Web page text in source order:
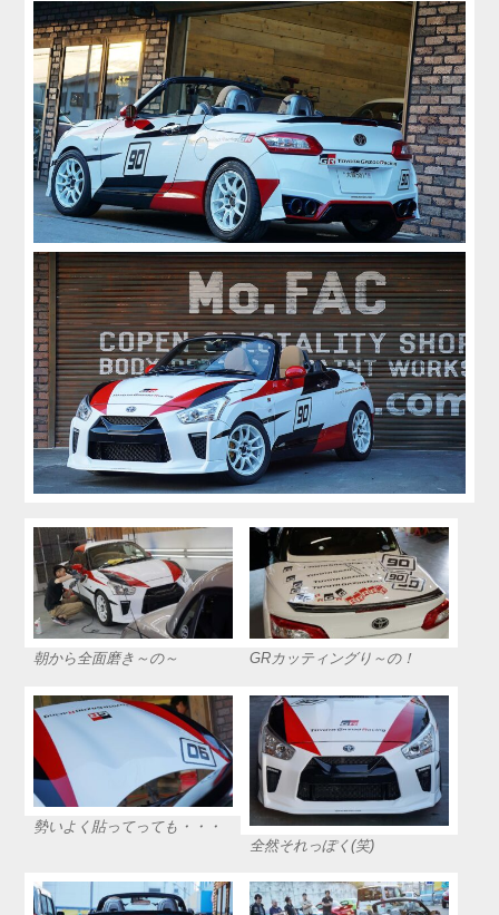
朝から全面磨き～の～ GRカッティングり～の！
勢いよく貼ってっても・・・
全然それっぽく(笑)